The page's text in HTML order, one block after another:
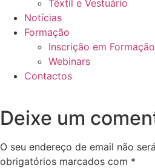
Têxtil e Vestuário
Notícias
Formação
Inscrição em Formação
Webinars
Contactos
Deixe um
O seu endereço de email não
obrigatórios marcados com *